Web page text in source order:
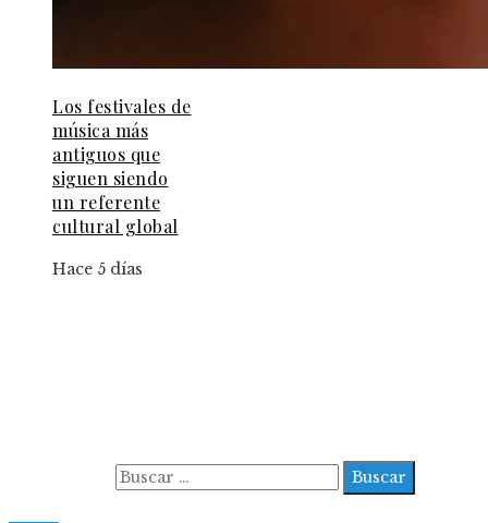
Los festivales de
música más
antiguos que
siguen siendo
un referente
cultural global
Hace 5 días